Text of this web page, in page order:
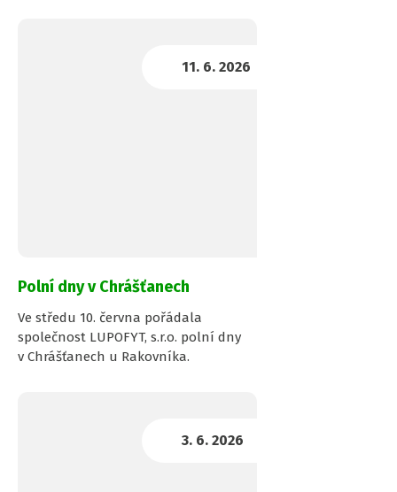
Polní dny v Chrášťanech
Ve středu 10. června pořádala
společnost LUPOFYT, s.r.o. polní dny
v Chrášťanech u Rakovníka.